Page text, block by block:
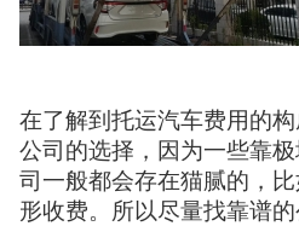
在了解到托运汽车费用的
公司的选择，因为一些靠
司一般都会存在猫腻的，
形收费。所以尽量找靠谱